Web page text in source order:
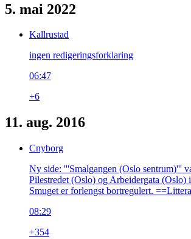
5. mai 2022
Kallrustad
ingen redigeringsforklaring
06:47
+6
11. aug. 2016
Cnyborg
Ny side: '''Smalgangen (Oslo sentrum)'''
Pilestredet (Oslo) og Arbeidergata (Oslo)
Smuget er forlengst bortregulert.
08:29
+354